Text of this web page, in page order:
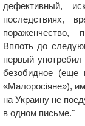
дефективный,
последствиях,
пораженчество,
Вплоть до
первый
безобидное (еще
«Малоросіяне»),
на Украину не
в одном письме."